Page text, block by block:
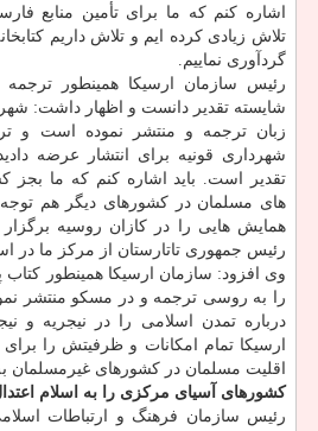
اشاره كنم كه ما برای تأمین منابع
تلاش زیادی كرده ایم و تلاش داریم
گردآوری نماییم.
رئیس سازمان ارسیكا همینطور ترجمه
زبان ترجمه و منتشر نموده است و
شهرداری قونیه برای انتشار عرضه
تقدیر است. باید اشاره كنم كه ما بجز
های مسلمان در كشورهای دیگر هم توجه
همایش هایی را در كازان روسیه
رئیس جمهوری تاتارستان از مركز ما در
وی افزود: سازمان ارسیكا همینطور
را به روسی ترجمه و در مسكو منتشر
درباره تمدن اسلامی را در نیجریه و
ارسیكا تمام امكانات و ظرفیتش را
اقلیت مسلمان در كشورهای غیرمسلمان
كشورهای آسیای مركزی را به اسلام
رئیس سازمان فرهنگ و ارتباطات